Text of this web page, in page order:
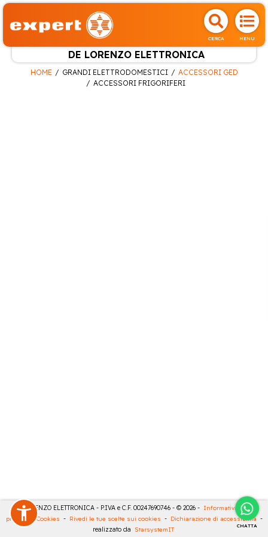
CERCA MENU
DE LORENZO ELETTRONICA
CHATTA
HOME GRANDI ELETTRODOMESTICI
ACCESSORI GED
ACCESSORI FRIGORIFERI
DE LORENZO ELETTRONICA - P.IVA e C.F. 00247690746 - © 2026 - Informativa sulla
privacy
Cookies - Rivedi le tue scelte sui cookies - Dichiarazione di accessibilità -
realizzato da StarsystemIT